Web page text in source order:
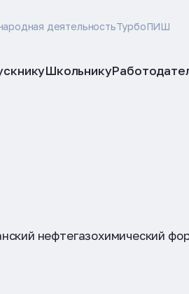
деятельностьТурбоПИШ
Школьнику
нефтегазохимический